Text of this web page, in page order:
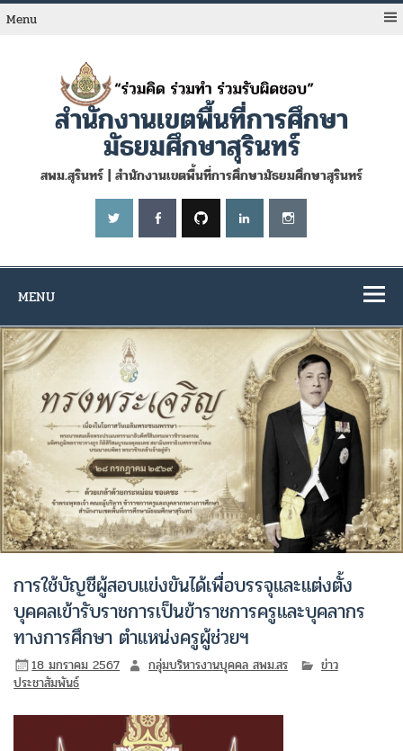
Skip
toMenu
สำนักงานเขตพื้นที่การศึกษา
มัธยมศึกษาสุรินทร์
สพม.สุรินทร์ | สำนักงานเขตพื้นที่การศึกษามัธยมศึกษาสุรินทร์
MENU
การใช้บัญชีผู้สอบแข่งขันได้เพื่อบรรจุและแต่งตั้ง
บุคคลเข้ารับราชการเป็นข้าราชการครูและบุคลากร
ทางการศึกษา ตำแหน่งครูผู้ช่วยฯ
18 มกราคม 2567 กลุ่มบริหารงานบุคคล สพม.สร
ข่าว
ประชาสัมพันธ์